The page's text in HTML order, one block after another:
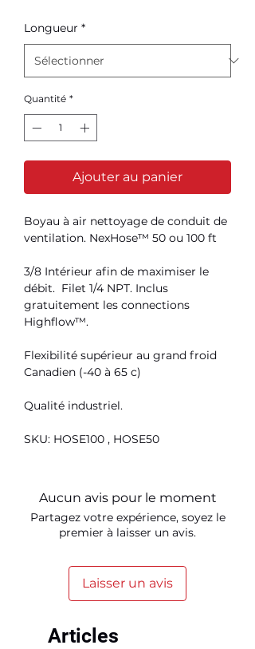
Longueur *
Quantité *
Ajouter au panier
Boyau à air nettoyage de conduit de
ventilation. NexHose™️ 50 ou 100 ft
3/8 Intérieur afin de maximiser le
débit. Filet 1/4 NPT. Inclus
gratuitement les connections
Highflow™️.
Flexibilité supérieur au grand froid
Canadien (-40 à 65 c)
Qualité industriel.
SKU: HOSE100 , HOSE50
Aucun avis pour le moment
Partagez votre expérience, soyez le
premier à laisser un avis.
Laisser un avis
Articles